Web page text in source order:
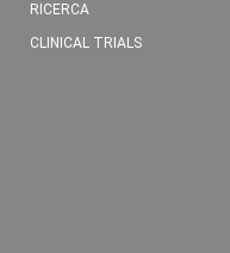
RICERCA
CLINICAL TRIALS